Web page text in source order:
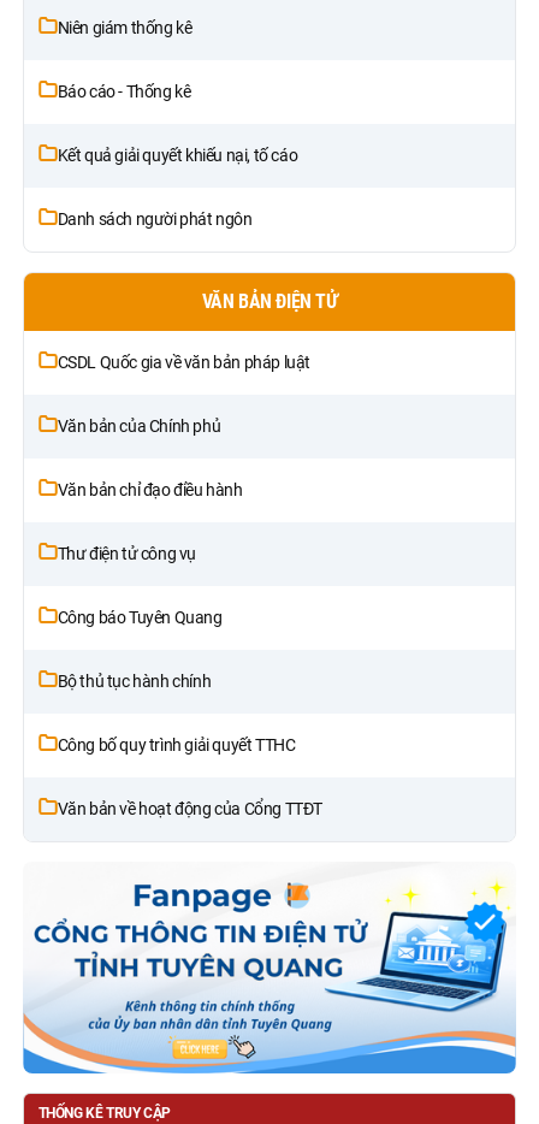
Niên giám thống kê
Báo cáo - Thống kê
Kết quả giải quyết khiếu nại, tố cáo
Danh sách người phát ngôn
VĂN BẢN ĐIỆN TỬ
CSDL Quốc gia về văn bản pháp luật
Văn bản của Chính phủ
Văn bản chỉ đạo điều hành
Thư điện tử công vụ
Công báo Tuyên Quang
Bộ thủ tục hành chính
Công bố quy trình giải quyết TTHC
Văn bản về hoạt động của Cổng TTĐT
THỐNG KÊ TRUY CẬP